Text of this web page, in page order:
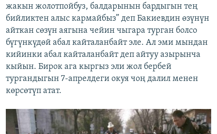
жакын жолотпойбуз, балдарынын бардыгын тең
бийликтен алыс кармайбыз” деп Бакиевдин өзүнүн
айткан сөзүн аягына чейин чыгара турган болсо
бүгүнкүдөй абал кайталанбайт эле. Ал эми мындан
кийинки абал кайталанбайт деп айтуу азырынча
кыйын. Бирок ага кыргыз эли жол бербей
тургандыгын 7-апрелдеги окуя чоң далил менен
көрсөтүп атат.